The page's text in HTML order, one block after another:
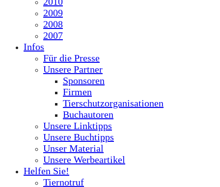
2009
2008
2007
Infos
Für die Presse
Unsere Partner
Sponsoren
Firmen
Tierschutzorganisationen
Buchautoren
Unsere Linktipps
Unsere Buchtipps
Unser Material
Unsere Werbeartikel
Helfen Sie!
Tiernotruf